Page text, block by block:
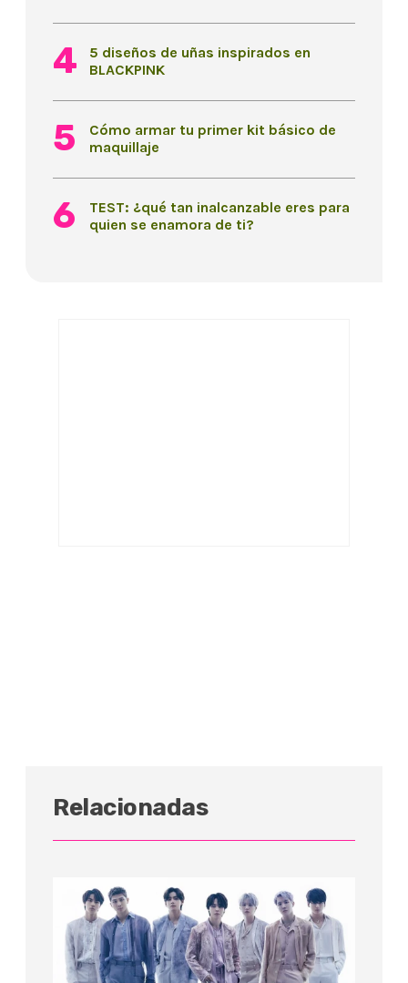
5 diseños de uñas inspirados en
BLACKPINK
Cómo armar tu primer kit básico de
maquillaje
TEST: ¿qué tan inalcanzable eres para
quien se enamora de ti?
Relacionadas